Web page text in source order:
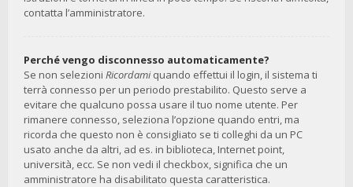
contatta l’amministratore.
Perché vengo disconnesso automaticamente?
Se non selezioni Ricordamiquando effettui il login, il sistema ti
terrà connesso per un periodo prestabilito. Questo serve a
evitare che qualcuno possa usare il tuo nome utente. Per
rimanere connesso, seleziona l’opzione quando entri, ma
ricorda che questo non è consigliato se ti colleghi da un PC
usato anche da altri, ad es. in biblioteca, Internet point,
università, ecc. Se non vedi il checkbox, significa che un
amministratore ha disabilitato questa caratteristica.